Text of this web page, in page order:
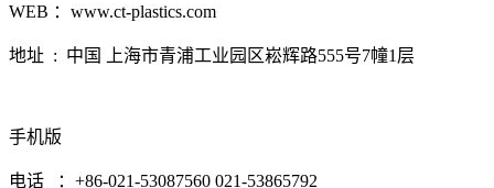
WEB ：www.ct-plastics.com
地址 : 中国 上海市青浦工业园区崧辉路555号7幢1层
手机版
电话 ：+86-021-53087560 021-53865792